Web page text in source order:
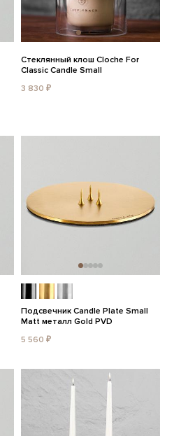
Стеклянный клош Cloche For
Classic Candle Small
3 830 ₽
Подсвечник Candle Plate Small
Matt металл Gold PVD
5 560 ₽